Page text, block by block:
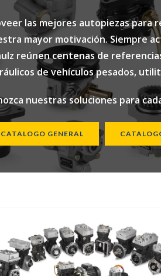
las mejores autopiezas
mayor motivación. Siempre
reúnen centenas de
de vehículos pesados,
nuestras soluciones para
CATALOGO GENERAL